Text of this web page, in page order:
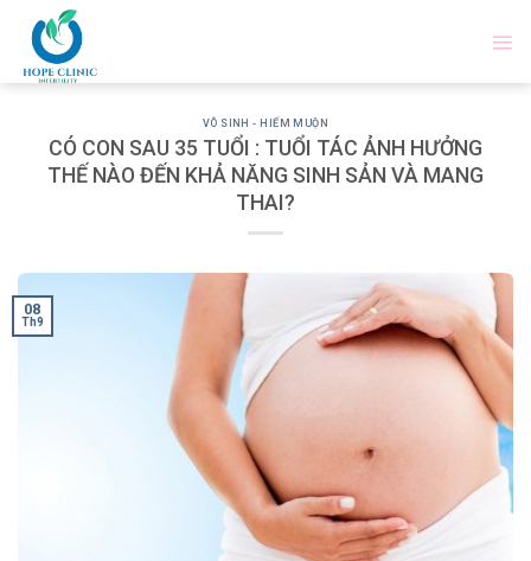
content
VÔ SINH - HIẾM MUỘN
CÓ CON SAU 35 TUỔI : TUỔI TÁC ẢNH HƯỞNG
THẾ NÀO ĐẾN KHẢ NĂNG SINH SẢN VÀ MANG
THAI?
08
Th9